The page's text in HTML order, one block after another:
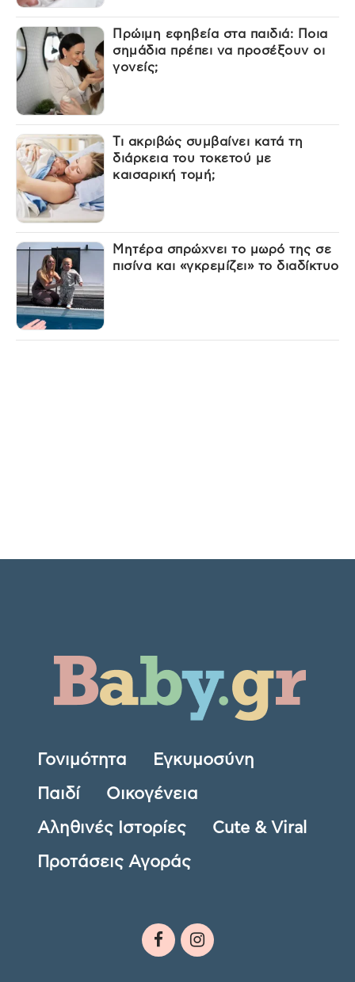
Πρώιμη εφηβεία στα παιδιά: Ποια
σημάδια πρέπει να προσέξουν οι
γονείς;
Τι ακριβώς συμβαίνει κατά τη
διάρκεια του τοκετού με
καισαρική τομή;
Μητέρα σπρώχνει το μωρό της σε
πισίνα και «γκρεμίζει» το διαδίκτυο
Γονιμότητα Εγκυμοσύνη
Παιδί Οικογένεια
Αληθινές Ιστορίες Cute & Viral
Προτάσεις Αγοράς